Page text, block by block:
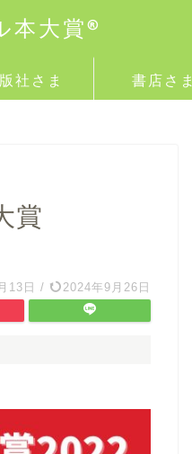
本大賞®
社さま 書店さま
賞
13日 / 2024年9月26日